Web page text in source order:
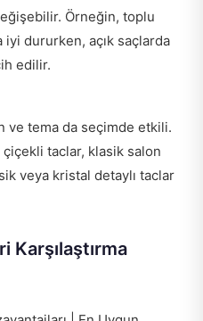
Örneğin, toplu
dururken, açık saçlarda
edilir.
ve tema da seçimde etkili.
taclar, klasik salon
veya kristal detaylı taclar
Karşılaştırma